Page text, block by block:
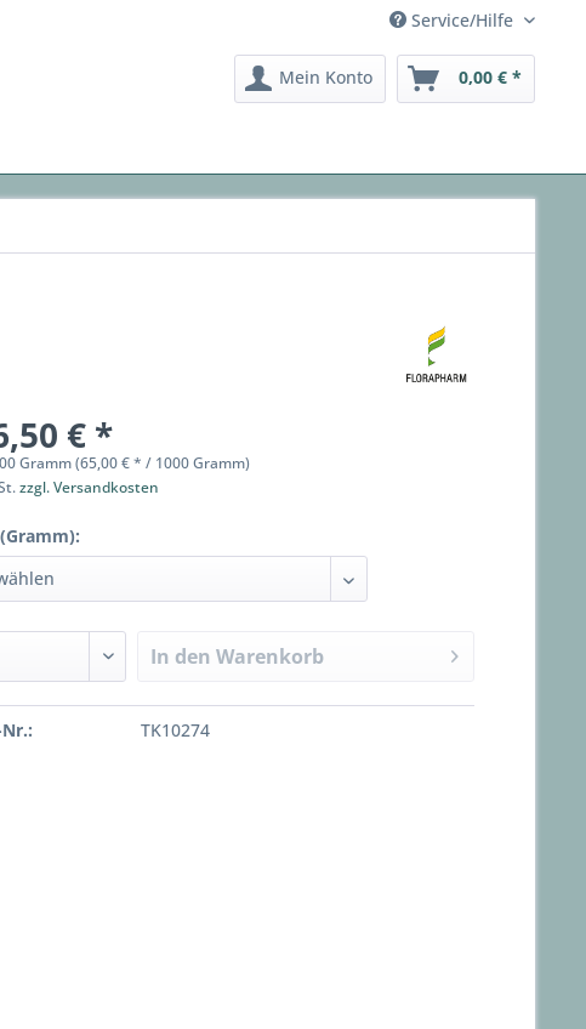
Service/Hilfe
Mein Konto 0,00 € *
€ *
Gramm (65,00 € * / 1000 Gramm)
zzgl. Versandkosten
In den Warenkorb
TK10274